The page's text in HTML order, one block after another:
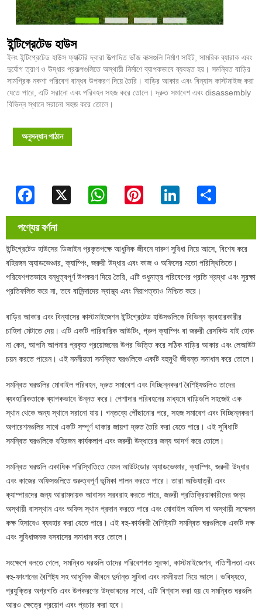
ইন্টিগ্রেটেড হাউস
ইলং ইন্টিগ্রেটেড হাউস ফ্যাক্টরি দ্বারা উত্পাদিত ভাঁজ বাক্সগুলি নির্মাণ সাইট, সামরিক ব্যারাক এবং
দুর্যোগ ত্রাণ ও উদ্ধার প্রকল্পগুলিতে অস্থায়ী নির্মাণে ব্যাপকভাবে ব্যবহৃত হয়। সমন্বিত বাড়ির
সামগ্রিক নকশা পরিবেশ বান্ধব উপকরণ দিয়ে তৈরি। বাড়ির আকার এবং বিন্যাস কাস্টমাইজ করা
যেতে পারে, এটি সরানো এবং পরিবহন সহজ করে তোলে। দ্রুত সমাবেশ এবং disassembly
বিভিন্ন স্থানে সরানো সহজ করে তোলে।
অনুসন্ধান পাঠান
Facebook WhatsApp Pinterest LinkedIn
পণ্যের বর্ণনা
ইন্টিগ্রেটেড হাউসের ডিজাইন প্রকৃতপক্ষে আধুনিক জীবনে দারুণ সুবিধা নিয়ে আসে, বিশেষ করে
বহিরঙ্গন অ্যাডভেঞ্চার, ক্যাম্পিং, জরুরী উদ্ধার এবং কাজ ও অফিসের মতো পরিস্থিতিতে।
পরিবেশগতভাবে বন্ধুত্বপূর্ণ উপকরণ দিয়ে তৈরি, এটি শুধুমাত্র পরিবেশের প্রতি শ্রদ্ধা এবং সুরক্ষা
প্রতিফলিত করে না, তবে বাসিন্দাদের স্বাস্থ্য এবং নিরাপত্তাও নিশ্চিত করে।
বাড়ির আকার এবং বিন্যাসের কাস্টমাইজেশন ইন্টিগ্রেটেড হাউসগুলিকে বিভিন্ন ব্যবহারকারীর
চাহিদা মেটাতে দেয়। এটি একটি পারিবারিক আউটিং, গ্রুপ ক্যাম্পিং বা জরুরী রেসকিউ যাই হোক
না কেন, আপনি আপনার প্রকৃত প্রয়োজনের উপর ভিত্তি করে সঠিক বাড়ির আকার এবং লেআউট
চয়ন করতে পারেন। এই নমনীয়তা সমন্বিত ঘরগুলিকে একটি বহুমুখী জীবন্ত সমাধান করে তোলে।
সমন্বিত ঘরগুলির মোবাইল পরিবহন, দ্রুত সমাবেশ এবং বিচ্ছিন্নকরণ বৈশিষ্ট্যগুলিও তাদের
ব্যবহারিকতাকে ব্যাপকভাবে উন্নত করে। পেশাদার পরিবহনের মাধ্যমে বাড়িগুলি সহজেই এক
স্থান থেকে অন্য স্থানে সরানো যায়। গন্তব্যে পৌঁছানোর পরে, সহজ সমাবেশ এবং বিচ্ছিন্নকরণ
অপারেশনগুলির সাথে একটি সম্পূর্ণ থাকার জায়গা দ্রুত তৈরি করা যেতে পারে। এই সুবিধাটি
সমন্বিত ঘরগুলিকে বহিরঙ্গন কার্যকলাপ এবং জরুরী উদ্ধারের জন্য আদর্শ করে তোলে।
সমন্বিত ঘরগুলি একাধিক পরিস্থিতিতে যেমন আউটডোর অ্যাডভেঞ্চার, ক্যাম্পিং, জরুরী উদ্ধার
এবং কাজের অফিসগুলিতে গুরুত্বপূর্ণ ভূমিকা পালন করতে পারে। তারা অভিযাত্রী এবং
ক্যাম্পারদের জন্য আরামদায়ক আবাসন সরবরাহ করতে পারে, জরুরী প্রতিক্রিয়াকারীদের জন্য
অস্থায়ী বাসস্থান এবং অফিস স্থান প্রদান করতে পারে এবং মোবাইল অফিস বা অস্থায়ী সম্মেলন
কক্ষ হিসাবেও ব্যবহার করা যেতে পারে। এই বহু-কার্যকরী বৈশিষ্ট্যটি সমন্বিত ঘরগুলিকে একটি দক্ষ
এবং সুবিধাজনক বসবাসের সমাধান করে তোলে।
সংক্ষেপে বলতে গেলে, সমন্বিত ঘরগুলি তাদের পরিবেশগত সুরক্ষা, কাস্টমাইজেশন, গতিশীলতা এবং
বহু-ফাংশনের বৈশিষ্ট্য সহ আধুনিক জীবনে দুর্দান্ত সুবিধা এবং নমনীয়তা নিয়ে আসে। ভবিষ্যতে,
প্রযুক্তির অগ্রগতি এবং উপকরণের উদ্ভাবনের সাথে, এটি বিশ্বাস করা হয় যে সমন্বিত ঘরগুলি
আরও ক্ষেত্রে প্রয়োগ এবং প্রচার করা হবে।